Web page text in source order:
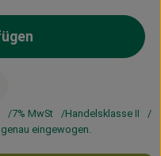
zum Warenkorb
7% MwSt
Handelsklasse II
eingewogen.